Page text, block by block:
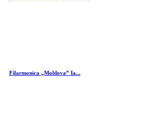
Filarmonica „Moldova” Ia...